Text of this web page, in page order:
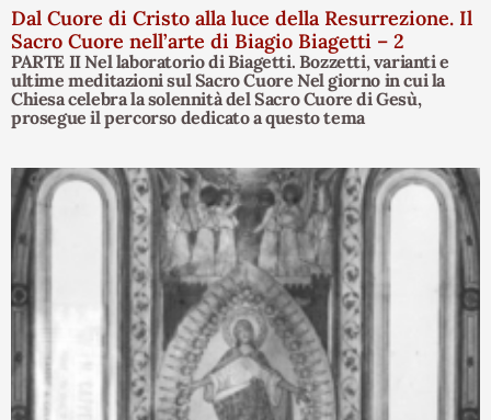
Dal Cuore di Cristo alla luce della Resurrezione. Il
Sacro Cuore nell’arte di Biagio Biagetti – 2
PARTE II Nel laboratorio di Biagetti. Bozzetti, varianti e
ultime meditazioni sul Sacro Cuore Nel giorno in cui la
Chiesa celebra la solennità del Sacro Cuore di Gesù,
prosegue il percorso dedicato a questo tema